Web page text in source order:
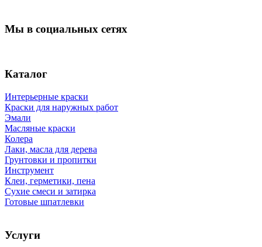
Мы в социальных сетях
Каталог
Интерьерные краски
Краски для наружных работ
Эмали
Масляные краски
Колера
Лаки, масла для дерева
Грунтовки и пропитки
Инструмент
Клеи, герметики, пена
Сухие смеси и затирка
Готовые шпатлевки
Услуги